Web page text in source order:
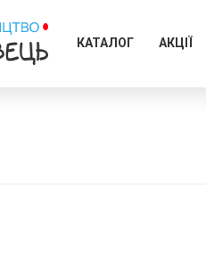
КАТАЛОГ АКЦІЇ